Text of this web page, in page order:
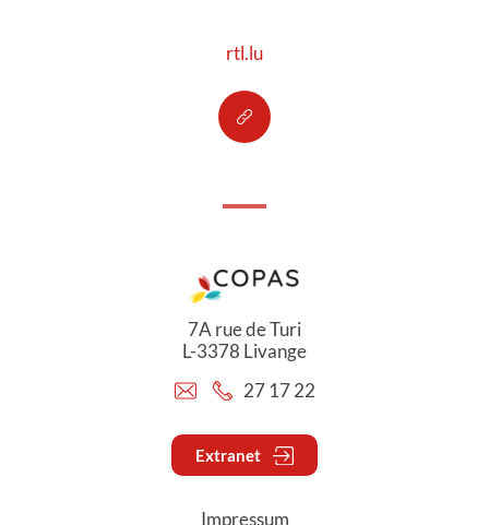
rtl.lu
7A rue de Turi
L-3378 Livange
27 17 22
Extranet
Impressum